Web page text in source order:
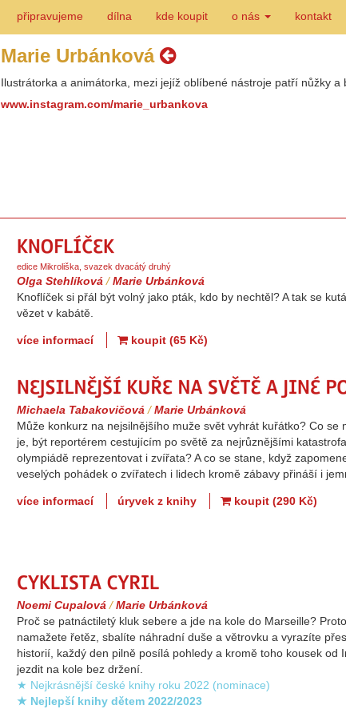
připravujeme dílna kde koupit o nás kontakt
Marie Urbánková
Ilustrátorka a animátorka, mezi jejíž oblíbené nástroje patří nůžky a
www.instagram.com/marie_urbankova
edice Mikroliška, svazek dvacátý druhý
Olga Stehlíková /Marie Urbánková
Knoflíček si přál být volný jako pták, kdo by nechtěl? A tak se
vězet v kabátě.
více informací koupit (65 Kč)
Michaela Tabakovičová /Marie Urbánková
Může konkurz na nejsilnějšího muže svět vyhrát kuřátko? Co
je, být reportérem cestujícím po světě za nejrůznějšími
olympiádě reprezentovat i zvířata? A co se stane, když
veselých pohádek o zvířatech i lidech kromě zábavy přináší i
více informací úryvek z knihy koupit (290 Kč)
Noemi Cupalová/Marie Urbánková
Proč se patnáctiletý kluk sebere a jde na kole do Marseille?
namažete řetěz, sbalíte náhradní duše a větrovku a vyrazíte
historií, každý den pilně posílá pohledy a kromě toho kousek
jezdit na kole bez držení.
★ Nejkrásnější české knihy roku 2022 (nominace)
★ Nejlepší knihy dětem 2022/2023